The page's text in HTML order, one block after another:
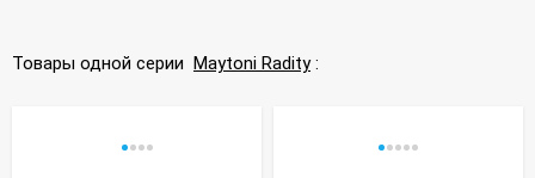
Товары одной серии Maytoni Radity: